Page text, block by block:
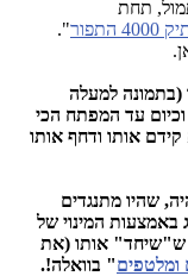
כן אתמול, תחת
".
למעלה
עד המפתח הכי
הוא קידם אותו ודחף אותו
שהיו מתנגדים
באמצעות המינוי של
ש"שיחד" אותו (את
ומלטפים" בוואלה!.